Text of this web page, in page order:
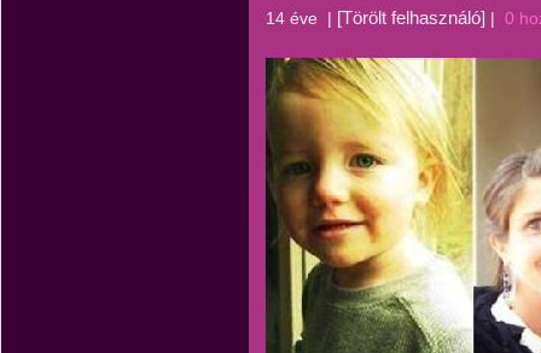
14 éve | [Törölt felhasználó] | 0